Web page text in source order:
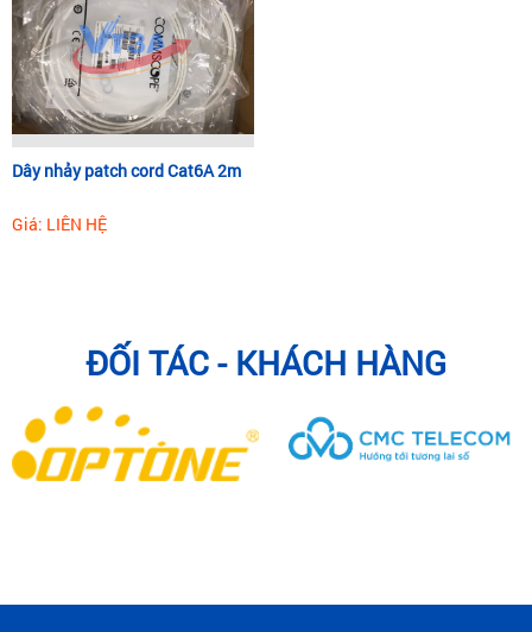
Dây nhảy patch cord Cat6A 2m
Giá: LIÊN HỆ
ĐỐI TÁC - KHÁCH HÀNG